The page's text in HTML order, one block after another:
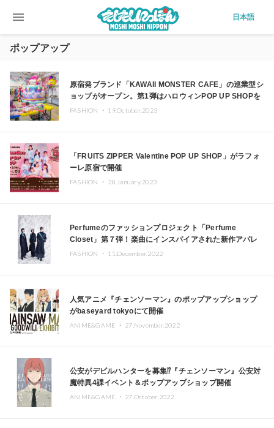
menu 日本語
ポップアップ
原宿発ブランド「KAWAII MONSTER CAFE」の巡業型シ
ョップがオープン。第1弾はハロウィンPOP UP SHOPを
原宿で開催
FASHION ・ 19.October.2023
「FRUITS ZIPPER Valentine POP UP SHOP」がラフォ
ーレ原宿で開催
FASHION ・ 28.January.2023
Perfumeのファッションプロジェクト「Perfume
Closet」第７弾！楽曲にインスパイアされた新作アパレ
ルラインが登場
FASHION ・ 11.December.2022
人気アニメ『チェンソーマン』のポップアップショップ
がbaseyard tokyoにて開催
ANIME&GAME ・ 27.November.2022
公安がデビルハンターを募集⁉︎『チェンソーマン』公安対
魔特異4課イベント＆ポップアップショップ開催
ANIME&GAME ・ 27.October.2022